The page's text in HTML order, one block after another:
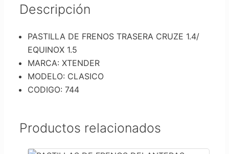
Descripción
PASTILLA DE FRENOS TRASERA CRUZE 1.4/
EQUINOX 1.5
MARCA: XTENDER
MODELO: CLASICO
CODIGO: 744
Productos relacionados